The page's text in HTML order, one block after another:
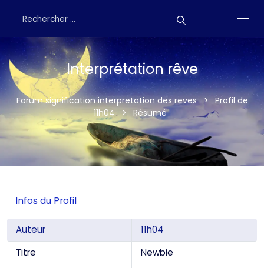
Interprétation rêve
Forum signification interpretation des reves> Profil de
11h04> Résumé
Infos du Profil
Auteur
11h04
Titre
Newbie